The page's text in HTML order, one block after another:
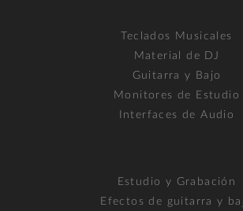
Teclados Musicales
Material de DJ
Guitarra y Bajo
Monitores de Estudio
Interfaces de Audio
Estudio y Grabación
Efectos de guitarra y